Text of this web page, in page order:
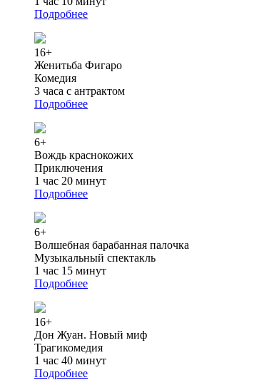
Подробнее
16+
Женитьба Фигаро
Комедия
3 часа с антрактом
Подробнее
6+
Вождь краснокожих
Приключения
1 час 20 минут
Подробнее
6+
Волшебная барабанная палочка
Музыкальный спектакль
1 час 15 минут
Подробнее
16+
Дон Жуан. Новый миф
Трагикомедия
1 час 40 минут
Подробнее